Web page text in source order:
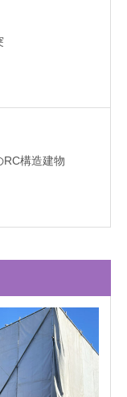
RC構造建物